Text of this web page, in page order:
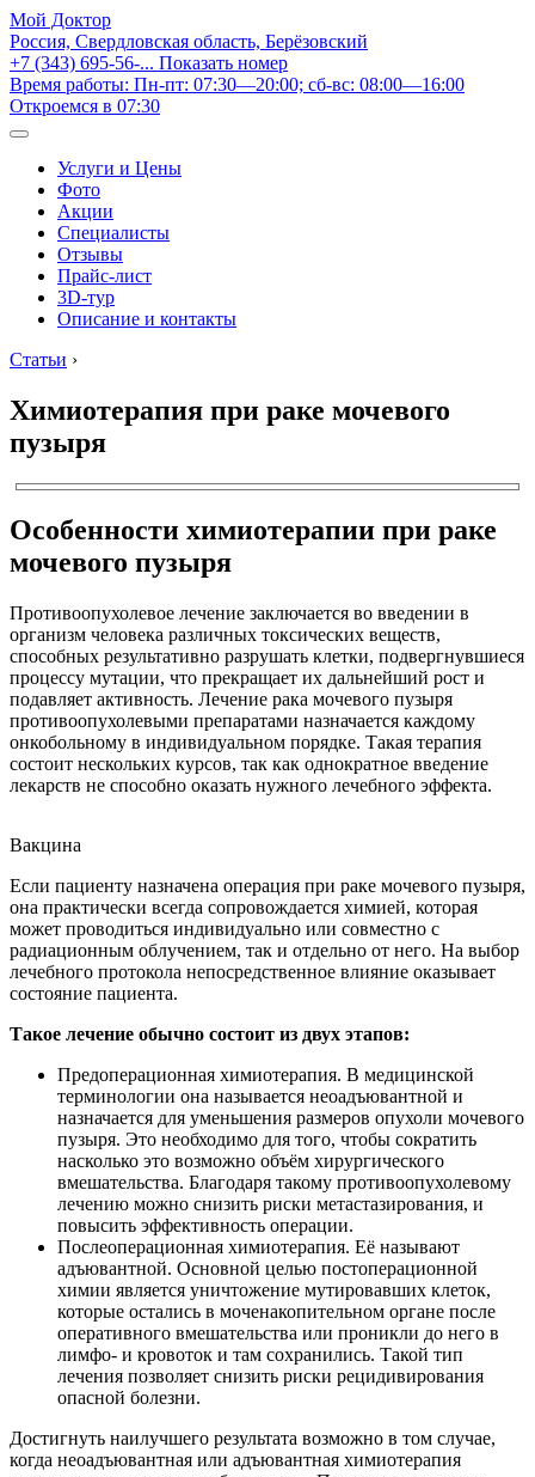
Мой Доктор
Россия, Свердловская область, Берёзовский
+7 (343) 695-56-... Показать номер
Время работы: Пн-пт: 07:30—20:00; сб-вс: 08:00—16:00
Откроемся в 07:30
Услуги и Цены
Фото
Акции
Специалисты
Отзывы
Прайс-лист
3D-тур
Описание и контакты
Статьи ›
Химиотерапия при раке мочевого
пузыря
Особенности химиотерапии при раке
мочевого пузыря
Противоопухолевое лечение заключается во введении в
организм человека различных токсических веществ,
способных результативно разрушать клетки, подвергнувшиеся
процессу мутации, что прекращает их дальнейший рост и
подавляет активность. Лечение рака мочевого пузыря
противоопухолевыми препаратами назначается каждому
онкобольному в индивидуальном порядке. Такая терапия
состоит нескольких курсов, так как однократное введение
лекарств не способно оказать нужного лечебного эффекта.
Вакцина
Если пациенту назначена операция при раке мочевого пузыря,
она практически всегда сопровождается химией, которая
может проводиться индивидуально или совместно с
радиационным облучением, так и отдельно от него. На выбор
лечебного протокола непосредственное влияние оказывает
состояние пациента.
Такое лечение обычно состоит из двух этапов:
Предоперационная химиотерапия. В медицинской
терминологии она называется неоадъювантной и
назначается для уменьшения размеров опухоли мочевого
пузыря. Это необходимо для того, чтобы сократить
насколько это возможно объём хирургического
вмешательства. Благодаря такому противоопухолевому
лечению можно снизить риски метастазирования, и
повысить эффективность операции.
Послеоперационная химиотерапия. Её называют
адъювантной. Основной целью постоперационной
химии является уничтожение мутировавших клеток,
которые остались в моченакопительном органе после
оперативного вмешательства или проникли до него в
лимфо- и кровоток и там сохранились. Такой тип
лечения позволяет снизить риски рецидивирования
опасной болезни.
Достигнуть наилучшего результата возможно в том случае,
когда неоадъювантная или адъювантная химиотерапия